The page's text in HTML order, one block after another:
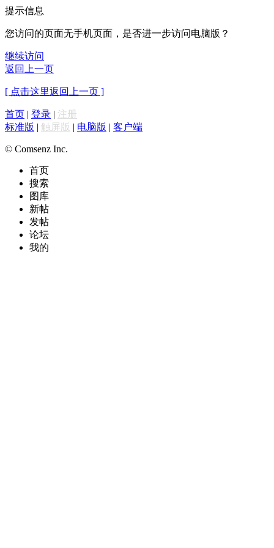
提示信息
您访问的页面无手机页面，是否进一步访问电脑版？
继续访问
返回上一页
[ 点击这里返回上一页 ]
首页 | 登录 | 注册
标准版 | 触屏版 | 电脑版 | 客户端
© Comsenz Inc.
首页
搜索
图库
新帖
发帖
论坛
我的